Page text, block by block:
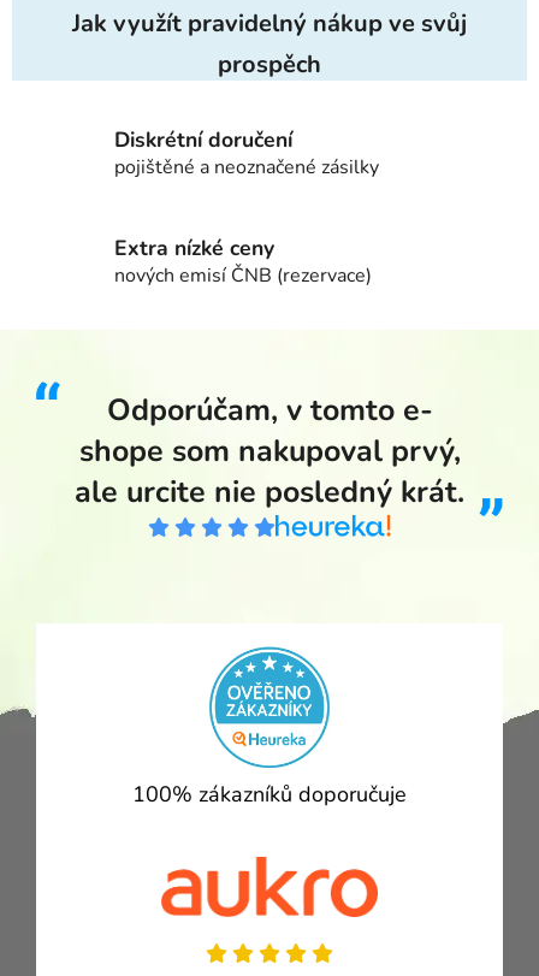
Jak využít pravidelný nákup ve svůj
prospěch
Diskrétní doručení
pojištěné a neoznačené zásilky
Extra nízké ceny
nových emisí ČNB (rezervace)
Odporúčam, v tomto e-
shope som nakupoval prvý,
ale urcite nie posledný krát.
100% zákazníků doporučuje